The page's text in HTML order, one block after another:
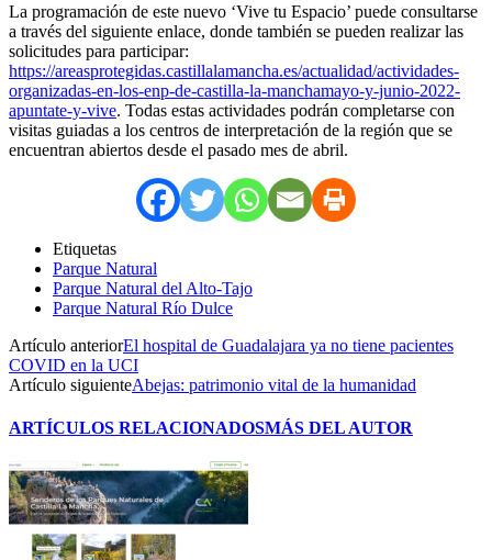
La programación de este nuevo ‘Vive tu Espacio’ puede consultarse
a través del siguiente enlace, donde también se pueden realizar las
solicitudes para participar:
https://areasprotegidas.castillalamancha.es/actualidad/actividades-
organizadas-en-los-enp-de-castilla-la-manchamayo-y-junio-2022-
apuntate-y-vive. Todas estas actividades podrán completarse con
visitas guiadas a los centros de interpretación de la región que se
encuentran abiertos desde el pasado mes de abril.
Etiquetas
Parque Natural
Parque Natural del Alto-Tajo
Parque Natural Río Dulce
Artículo anteriorEl hospital de Guadalajara ya no tiene pacientes
COVID en la UCI
Artículo siguienteAbejas: patrimonio vital de la humanidad
ARTÍCULOS RELACIONADOSMÁS DEL AUTOR